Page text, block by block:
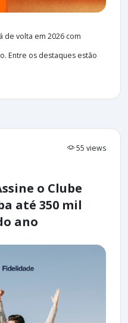
de volta em 2026 com
Entre os destaques estão
55 views
o Clube
até 350 mil
ano